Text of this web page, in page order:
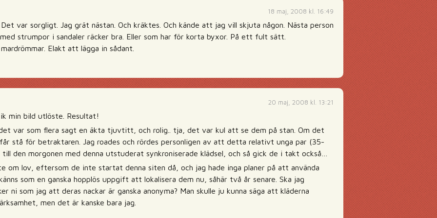
18 maj, 2008 kl. 16:49
var sorgligt. Jag grät nästan. Och kräktes. Och kände att jag vill skjuta någon. Nästa person
strumpor i sandaler räcker bra. Eller som har för korta byxor. På ett fult sätt.
Elakt att lägga in sådant.
20 maj, 2008 kl. 13:21
min bild utlöste. Resultat!
var som flera sagt en äkta tjuvtitt, och rolig.. tja, det var kul att se dem på stan. Om det
stå för betraktaren. Jag roades och rördes personligen av att detta relativt unga par (35-
den morgonen med denna utstuderat synkroniserade klädsel, och så gick de i takt också…
om lov, eftersom de inte startat denna siten då, och jag hade inga planer på att använda
som en ganska hopplös uppgift att lokalisera dem nu, såhär två år senare. Ska jag
ni som jag att deras nackar är ganska anonyma? Man skulle ju kunna säga att kläderna
men det är kanske bara jag.